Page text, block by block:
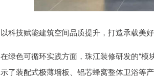
以科技赋能建筑空间品质提升，打造承载美
在绿色可循环实践方面，珠江装修研发的“
示了装配式极薄墙板、铝芯蜂窝整体卫浴等